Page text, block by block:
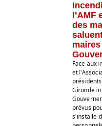
des
Face aux
et
Gironde
prévus
s'installe